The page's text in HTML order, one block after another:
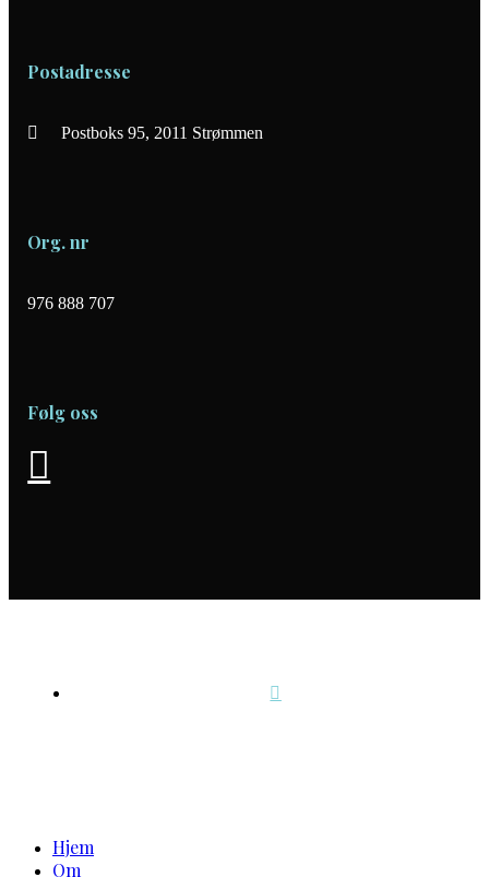
Postadresse
Postboks 95, 2011 Strømmen
Org. nr
976 888 707
Følg oss
FACEBOOK
Hjem
Om